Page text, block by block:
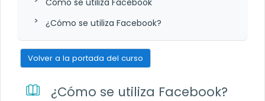
Cómo se utiliza Facebook
¿Cómo se utiliza Facebook?
Volver a la portada del curso
¿Cómo se utiliza Facebook?